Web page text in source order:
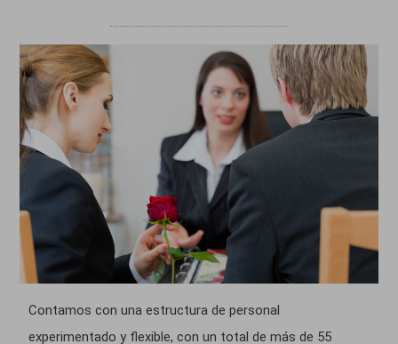
Contamos con una estructura de personal
experimentado y flexible, con un total de más de 55